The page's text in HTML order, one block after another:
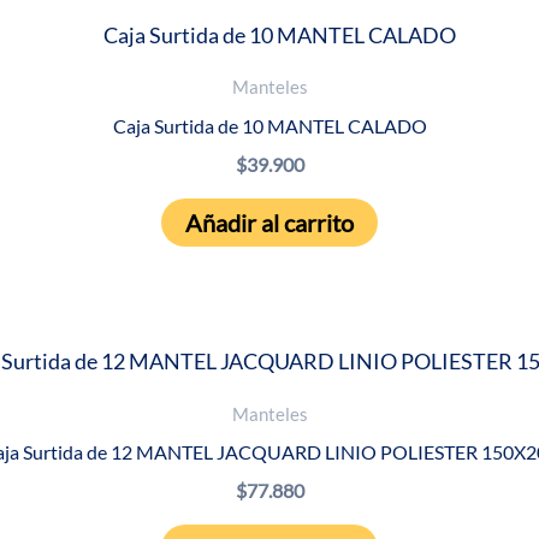
Manteles
Caja Surtida de 10 MANTEL CALADO
$39.900
Añadir al carrito
Manteles
Surtida de 12 MANTEL JACQUARD LINIO POLIESTER
$77.880